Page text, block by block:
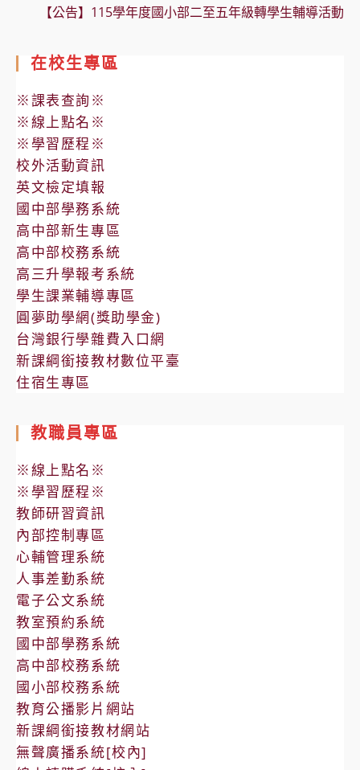
【公告】115學年度國小部二至五年級轉學生輔導活動
在校生專區
※課表查詢※
※線上點名※
※學習歷程※
校外活動資訊
英文檢定填報
國中部學務系統
高中部新生專區
高中部校務系統
高三升學報考系統
學生課業輔導專區
圓夢助學網(獎助學金)
台灣銀行學雜費入口網
新課綱銜接教材數位平臺
住宿生專區
教職員專區
※線上點名※
※學習歷程※
教師研習資訊
內部控制專區
心輔管理系統
人事差勤系統
電子公文系統
教室預約系統
國中部學務系統
高中部校務系統
國小部校務系統
教育公播影片網站
新課綱銜接教材網站
無聲廣播系統[校內]